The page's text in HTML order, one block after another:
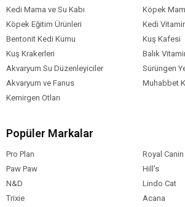
Kedi Mama ve Su Kabı
Köpek
Köpek Eğitim Ürünleri
Kedi
Bentonit Kedi Kumu
Kuş Kafesi
Kuş Krakerleri
Balık
Akvaryum Su Düzenleyiciler
Sürüngen
Akvaryum ve Fanus
Muhabbet
Kemirgen Otları
Popüler Markalar
Pro Plan
Royal Canin
Paw Paw
Hill's
N&D
Lindo Cat
Trixie
Acana